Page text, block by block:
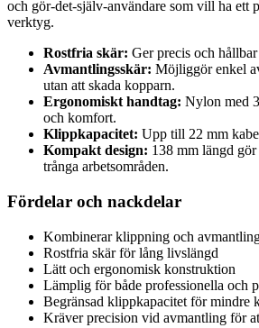
och gör-det-själv-användare som vill ha ett
verktyg.
Rostfria skär: Ger precis och
Avmantlingsskär: Möjliggör enkel
utan att skada kopparn.
Ergonomiskt handtag: Nylon med
och komfort.
Klippkapacitet: Upp till 22 mm
Kompakt design: 138 mm längd
trånga arbetsområden.
Fördelar och nackdelar
Kombinerar klippning och
Rostfria skär för lång livslängd
Lätt och ergonomisk konstruktion
Lämplig för både professionella och
Begränsad klippkapacitet för mindre
Kräver precision vid avmantling för